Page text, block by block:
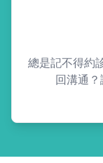
總是記不得約
回溝通？